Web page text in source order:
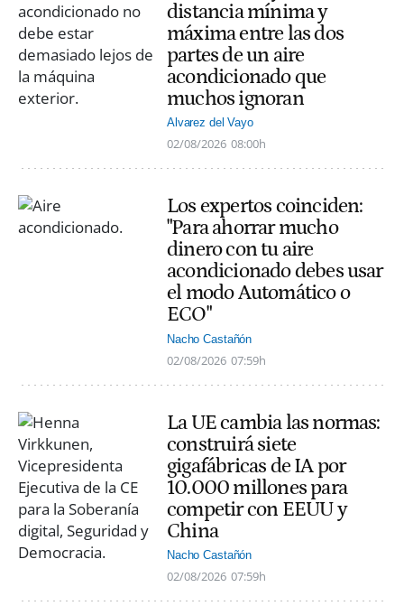
distancia mínima y
máxima entre las dos
partes de un aire
acondicionado que
muchos ignoran
Alvarez del Vayo
02/08/2026 08:00h
Los expertos coinciden:
"Para ahorrar mucho
dinero con tu aire
acondicionado debes usar
el modo Automático o
ECO"
Nacho Castañón
02/08/2026 07:59h
La UE cambia las normas:
construirá siete
gigafábricas de IA por
10.000 millones para
competir con EEUU y
China
Nacho Castañón
02/08/2026 07:59h